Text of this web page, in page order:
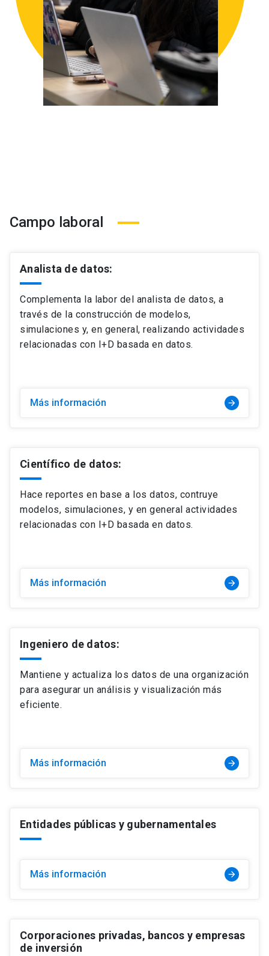
Campo laboral
Analista de datos:
Complementa la labor del analista de datos, a
través de la construcción de modelos,
simulaciones y, en general, realizando actividades
relacionadas con I+D basada en datos.
Más información arrow_forward
Científico de datos:
Hace reportes en base a los datos, contruye
modelos, simulaciones, y en general actividades
relacionadas con I+D basada en datos.
Más información arrow_forward
Ingeniero de datos:
Mantiene y actualiza los datos de una organización
para asegurar un análisis y visualización más
eficiente.
Más información arrow_forward
Entidades públicas y gubernamentales
Más información arrow_forward
Corporaciones privadas, bancos y empresas
de inversión